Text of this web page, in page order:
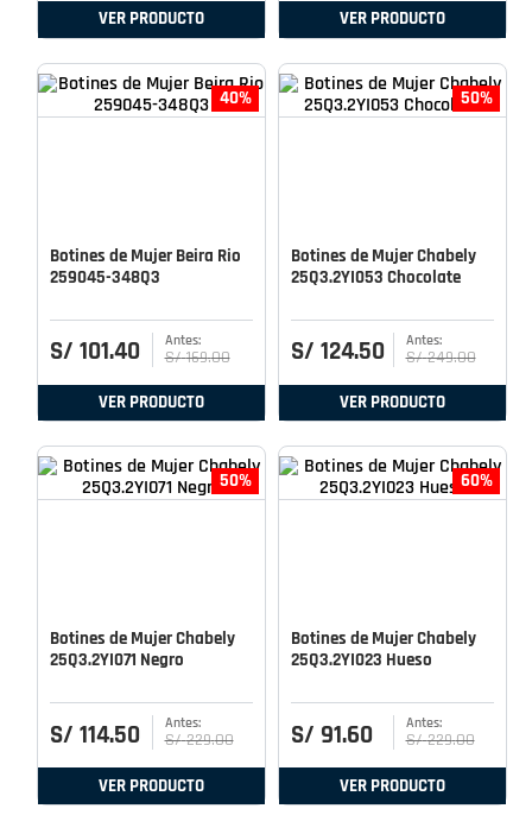
VER PRODUCTO VER PRODUCTO
40%
Botines de Mujer Beira Rio
259045-348Q3
S/ 101.40 S/ 169.00
VER PRODUCTO
50%
Botines de Mujer Chabely
25Q3.2YI053 Chocolate
S/ 124.50 S/ 249.00
VER PRODUCTO
50%
Botines de Mujer Chabely
25Q3.2YI071 Negro
S/ 114.50 S/ 229.00
VER PRODUCTO
60%
Botines de Mujer Chabely
25Q3.2YI023 Hueso
S/ 91.60 S/ 229.00
VER PRODUCTO